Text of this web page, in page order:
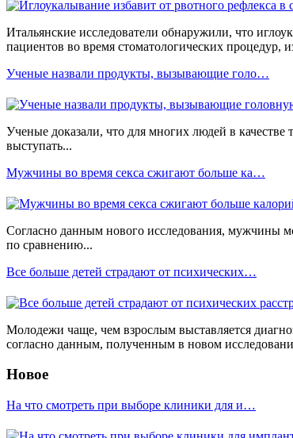
Итальянские исследователи обнаружили, что
пациентов во время стоматологических процедур,
Ученые назвали продукты, вызывающие голо…
Ученые доказали, что для многих людей в
выступать...
Мужчины во время секса сжигают больше ка…
Согласно данным нового исследования, мужчины
по сравнению...
Все больше детей страдают от психических…
Молодежи чаще, чем взрослым выставляется
согласно данным, полученным в новом
Новое
На что смотреть при выборе клиники для и…